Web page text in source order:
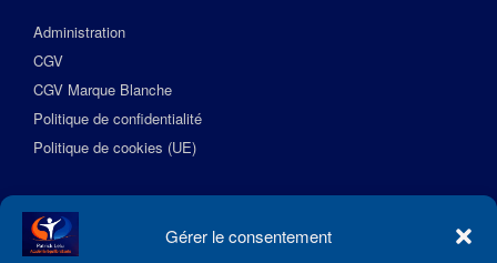
Gérer le consentement
Administration
CGV
CGV Marque Blanche
Politique de confidentialité
Politique de cookies (UE)
Suivez l’Académie EquilibreSante